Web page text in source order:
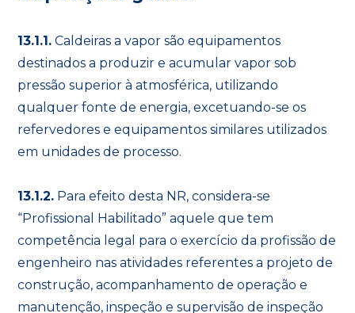
13.1.1. Caldeiras a vapor são equipamentos
destinados a produzir e acumular vapor sob
pressão superior à atmosférica, utilizando
qualquer fonte de energia, excetuando-se os
refervedores e equipamentos similares utilizados
em unidades de processo.
13.1.2. Para efeito desta NR, considera-se
“Profissional Habilitado” aquele que tem
competência legal para o exercício da profissão de
engenheiro nas atividades referentes a projeto de
construção, acompanhamento de operação e
manutenção, inspeção e supervisão de inspeção